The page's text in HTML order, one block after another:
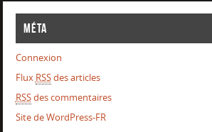
Méta
Connexion
Flux RSSdes articles
RSSdes commentaires
Site de WordPress-FR